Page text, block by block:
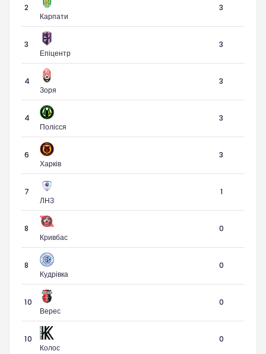
2
Карпати
3
3
Епіцентр
3
4
Зоря
3
4
Полісся
3
6
Харків
3
7
ЛНЗ
1
8
Кривбас
0
8
Кудрівка
0
10
Верес
0
10
Колос
0